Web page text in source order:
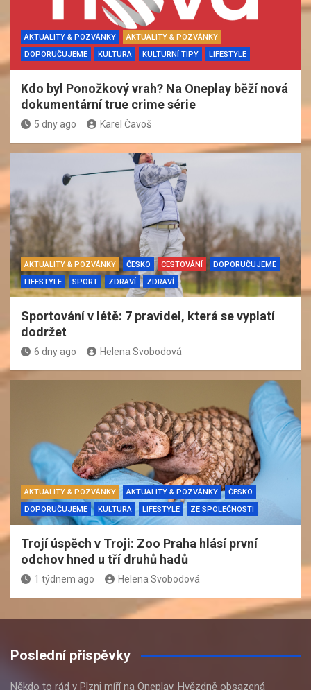
AKTUALITY & POZVÁNKY
AKTUALITY & POZVÁNKY
DOPORUČUJEME
KULTURA KULTURNÍ TIPY LIFESTYLE
Kdo byl Ponožkový vrah? Na Oneplay běží nová
dokumentární true crime série
5 dny ago Karel Čavoš
AKTUALITY & POZVÁNKY ČESKO CESTOVÁNÍ
DOPORUČUJEME
LIFESTYLE
SPORT ZDRAVÍ ZDRAVÍ
Sportování v létě: 7 pravidel, která se vyplatí
dodržet
6 dny ago Helena Svobodová
AKTUALITY & POZVÁNKY AKTUALITY & POZVÁNKY
ČESKO
DOPORUČUJEME
KULTURA LIFESTYLE ZE SPOLEČNOSTI
Trojí úspěch v Troji: Zoo Praha hlásí první
odchov hned u tří druhů hadů
1 týdnem ago Helena Svobodová
Poslední příspěvky
Někdo to rád v Plzni míří na Oneplay. Hvězdně obsazená